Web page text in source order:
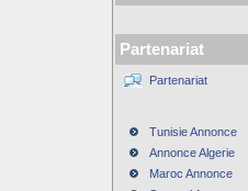
Partenariat
Partenariat
Tunisie Annonce
Annonce Algerie
Maroc Annonce